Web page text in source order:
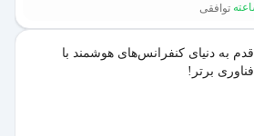
توافقی
قدم به دنیای کنفرانس‌های هوشمند با
فناوری برتر!